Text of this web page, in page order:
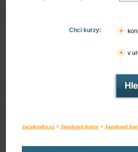
Chci kurzy:
v
Jazykovky.cz > Jazykové kurzy > Jazykové